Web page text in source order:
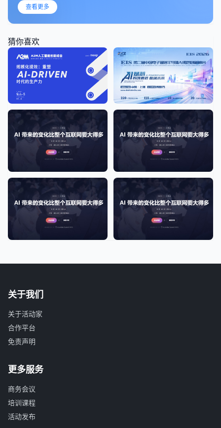
查看更多
猜你喜欢
关于我们
关于活动家
合作平台
免责声明
更多服务
商务会议
培训课程
活动发布